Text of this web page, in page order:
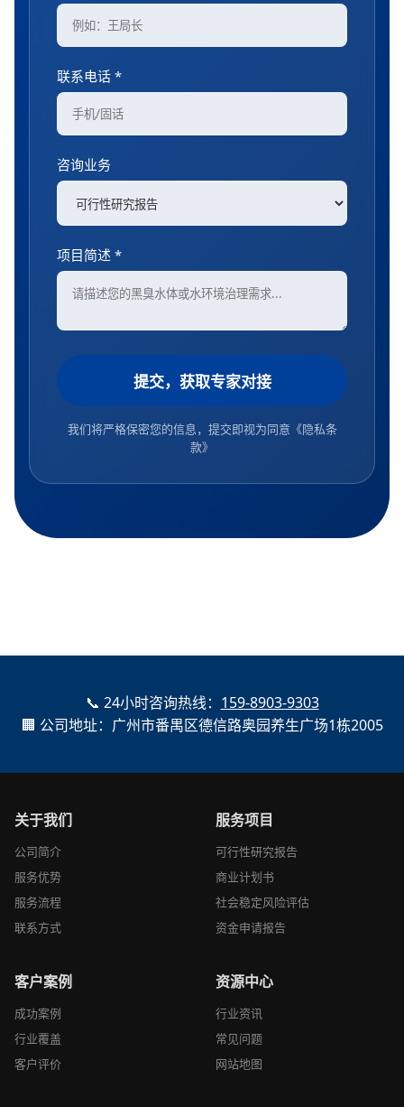
联系电话 *
咨询业务
项目简述 *
提交，获取专家对接
我们将严格保密您的信息，提交即视为同意 《隐私条
款》
📞 24小时咨询热线： 159-8903-9303
🏢 公司地址：广州市番禺区德信路奥园养生广场1栋2005
关于我们
公司简介
服务优势
服务流程
联系方式
服务项目
可行性研究报告
商业计划书
社会稳定风险评估
资金申请报告
客户案例
成功案例
行业覆盖
客户评价
资源中心
行业资讯
常见问题
网站地图